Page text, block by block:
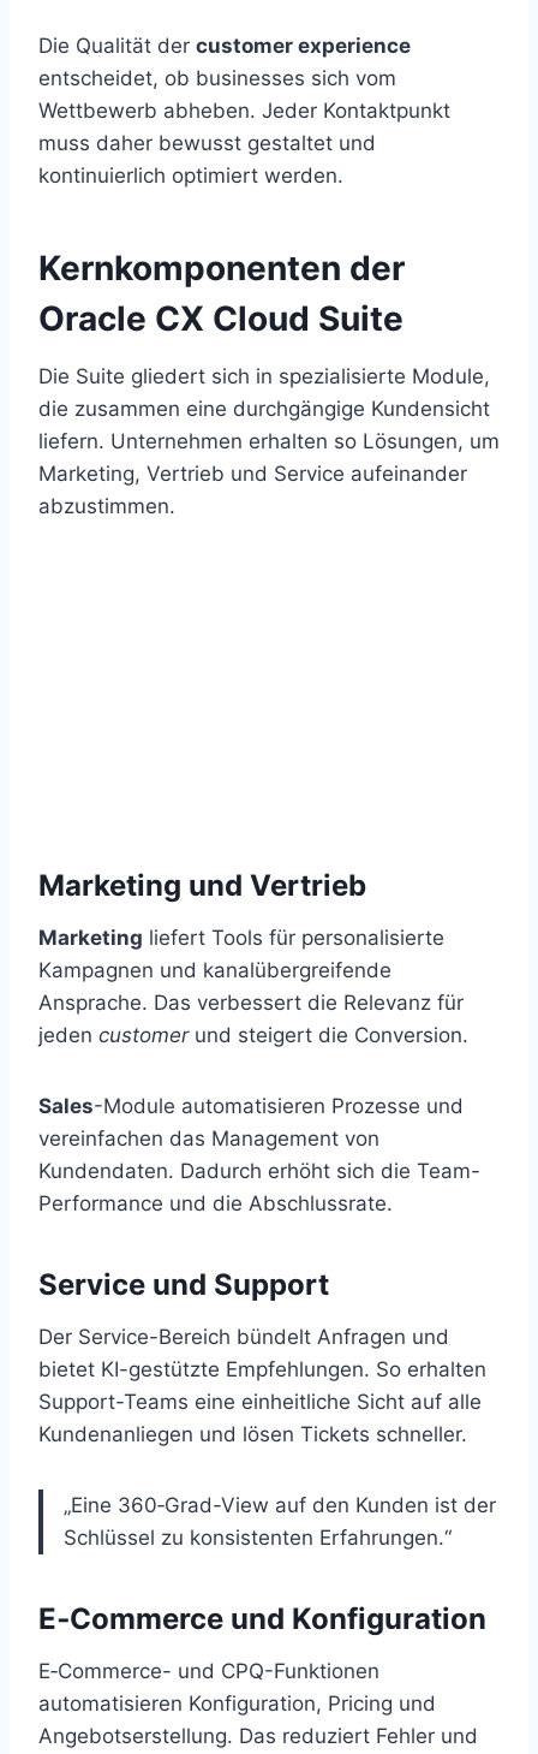
Die Qualität der customer experience
entscheidet, ob businesses sich vom
Wettbewerb abheben. Jeder Kontaktpunkt
muss daher bewusst gestaltet und
kontinuierlich optimiert werden.
Kernkomponenten der
Oracle CX Cloud Suite
Die Suite gliedert sich in spezialisierte Module,
die zusammen eine durchgängige Kundensicht
liefern. Unternehmen erhalten so Lösungen, um
Marketing, Vertrieb und Service aufeinander
abzustimmen.
Marketing und Vertrieb
Marketing liefert Tools für personalisierte
Kampagnen und kanalübergreifende
Ansprache. Das verbessert die Relevanz für
jeden customerund steigert die Conversion.
Sales-Module automatisieren Prozesse und
vereinfachen das Management von
Kundendaten. Dadurch erhöht sich die Team-
Performance und die Abschlussrate.
Service und Support
Der Service-Bereich bündelt Anfragen und
bietet KI-gestützte Empfehlungen. So erhalten
Support-Teams eine einheitliche Sicht auf alle
Kundenanliegen und lösen Tickets schneller.
„Eine 360‑Grad-View auf den Kunden ist der
Schlüssel zu konsistenten Erfahrungen.“
E‑Commerce und Konfiguration
E‑Commerce- und CPQ-Funktionen
automatisieren Konfiguration, Pricing und
Angebotserstellung. Das reduziert Fehler und